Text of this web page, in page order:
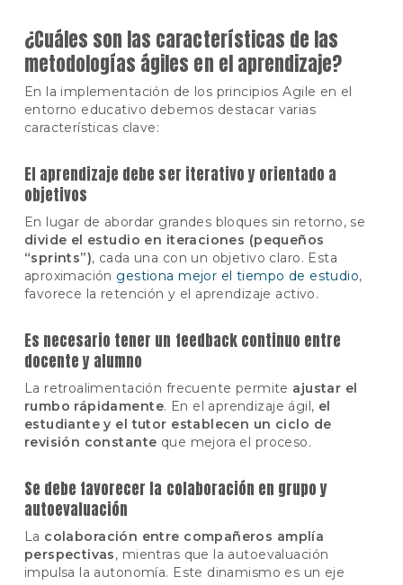
¿Cuáles son las características de las
metodologías ágiles en el aprendizaje?
En la implementación de los principios Agile en el
entorno educativo debemos destacar varias
características clave:
El aprendizaje debe ser iterativo y orientado a
objetivos
En lugar de abordar grandes bloques sin retorno, se
divide el estudio en iteraciones (pequeños
“sprints”), cada una con un objetivo claro. Esta
aproximación gestiona mejor el tiempo de estudio,
favorece la retención y el aprendizaje activo.
Es necesario tener un feedback continuo entre
docente y alumno
La retroalimentación frecuente permite ajustar el
rumbo rápidamente. En el aprendizaje ágil, el
estudiante y el tutor establecen un ciclo de
revisión constante que mejora el proceso.
Se debe favorecer la colaboración en grupo y
autoevaluación
La colaboración entre compañeros amplía
perspectivas, mientras que la autoevaluación
impulsa la autonomía. Este dinamismo es un eje